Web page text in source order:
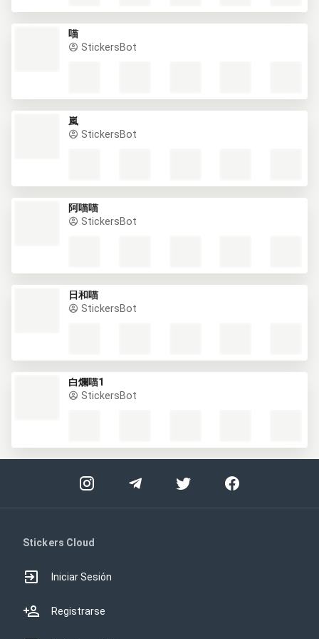
喵
StickersBot
嵐
StickersBot
阿喵喵
StickersBot
日和喵
StickersBot
白爛喵1
StickersBot
Stickers Cloud
Iniciar Sesión
Registrarse